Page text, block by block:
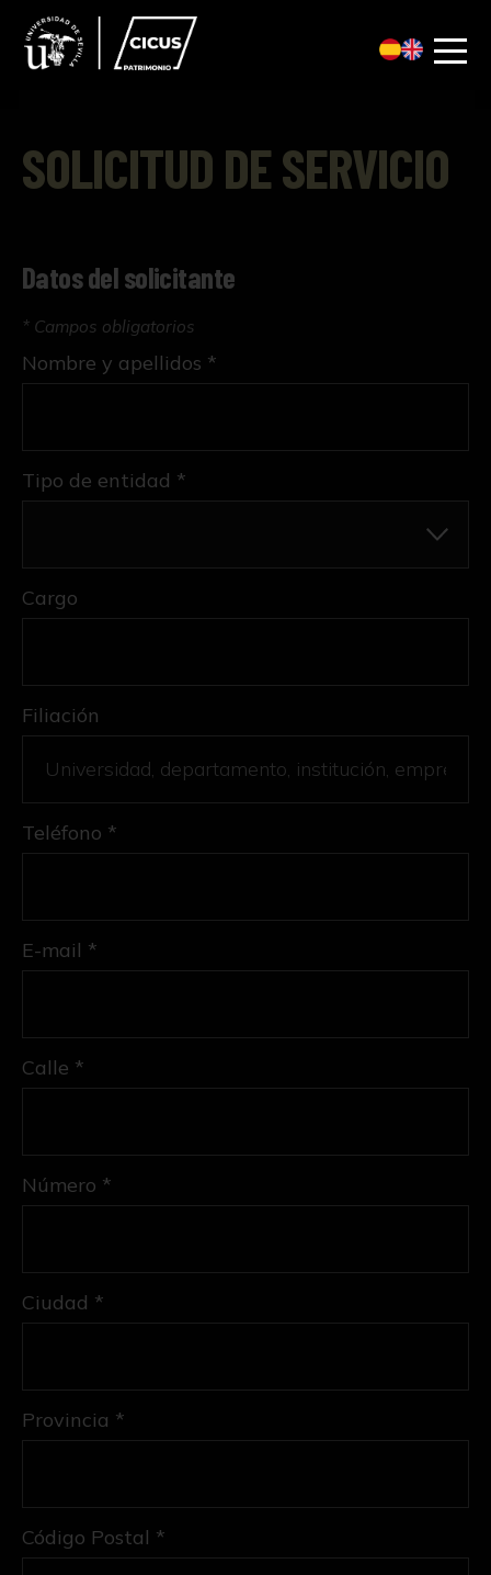
SOLICITUD DE SERVICIO
Datos del solicitante
* Campos obligatorios
Tipo de entidad *
Nombre y apellidos *
Cargo
Filiación
Teléfono *
E-mail *
Calle *
Número *
Ciudad *
Provincia *
Código Postal *